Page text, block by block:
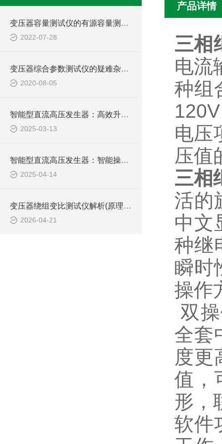
变压器容量测试仪的有源容量测试方式简介
2022-07-28
变压器综合参数测试仪的疑难杂症如何“*”？
2020-08-05
智能型直流高压发生器：高效升压，稳定输出，为您的高压测试提供坚实保障
2025-03-13
智能型直流高压发生器：智能操控，轻松驾驭高压测试难题
2025-04-14
变压器绕组变比测试仪解析(原理、功能及现场应用)
2026-04-21
产品详情
三相
电流
种组
120V
电压
压值
三相
活的
中文
种继
瞬时
操作
双
全套
度更
值，
形，
软件